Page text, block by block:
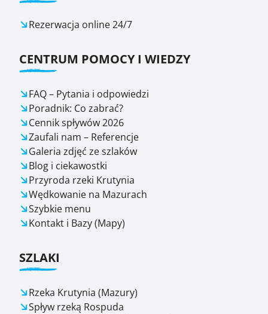
Rezerwacja online 24/7
CENTRUM POMOCY I WIEDZY
FAQ – Pytania i odpowiedzi
Poradnik: Co zabrać?
Cennik spływów 2026
Zaufali nam – Referencje
Galeria zdjęć ze szlaków
Blog i ciekawostki
Przyroda rzeki Krutynia
Wędkowanie na Mazurach
Szybkie menu
Kontakt i Bazy (Mapy)
SZLAKI
Rzeka Krutynia (Mazury)
Spływ rzeką Rospuda